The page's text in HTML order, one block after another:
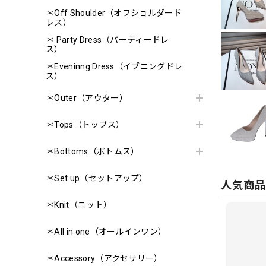
＊Off Shoulder（オフショルダード
レス）
＊ Party Dress（パーティードレ
ス）
＊Eveninng Dress（イブニングドレ
ス）
＊Outer（アウター）
＊Tops（トップス）
＊Bottoms（ボトムス）
＊Set up（セットアップ）
＊Knit（ニット）
＊All in one（オールインワン）
＊Accessory（アクセサリー）
人気商品